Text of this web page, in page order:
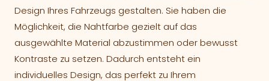
Design Ihres Fahrzeugs gestalten. Sie haben die
Möglichkeit, die Nahtfarbe gezielt auf das
ausgewählte Material abzustimmen oder bewusst
Kontraste zu setzen. Dadurch entsteht ein
individuelles Design, das perfekt zu Ihrem